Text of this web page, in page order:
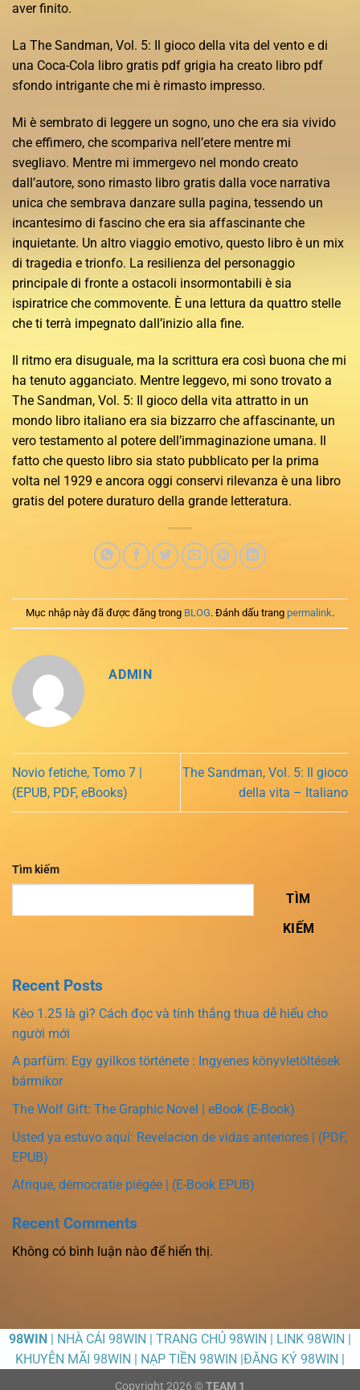
aver finito.
La The Sandman, Vol. 5: Il gioco della vita del vento e di
una Coca-Cola libro gratis pdf grigia ha creato libro pdf
sfondo intrigante che mi è rimasto impresso.
Mi è sembrato di leggere un sogno, uno che era sia vivido
che effimero, che scompariva nell’etere mentre mi
svegliavo. Mentre mi immergevo nel mondo creato
dall’autore, sono rimasto libro gratis dalla voce narrativa
unica che sembrava danzare sulla pagina, tessendo un
incantesimo di fascino che era sia affascinante che
inquietante. Un altro viaggio emotivo, questo libro è un mix
di tragedia e trionfo. La resilienza del personaggio
principale di fronte a ostacoli insormontabili è sia
ispiratrice che commovente. È una lettura da quattro stelle
che ti terrà impegnato dall’inizio alla fine.
Il ritmo era disuguale, ma la scrittura era così buona che mi
ha tenuto agganciato. Mentre leggevo, mi sono trovato a
The Sandman, Vol. 5: Il gioco della vita attratto in un
mondo libro italiano era sia bizzarro che affascinante, un
vero testamento al potere dell’immaginazione umana. Il
fatto che questo libro sia stato pubblicato per la prima
volta nel 1929 e ancora oggi conservi rilevanza è una libro
gratis del potere duraturo della grande letteratura.
Mục nhập này đã được đăng trong BLOG. Đánh dấu trang permalink.
ADMIN
Novio fetiche, Tomo 7 |
(EPUB, PDF, eBooks)
The Sandman, Vol. 5: Il gioco
della vita – Italiano
Tìm kiếm
TÌM
KIẾM
Recent Posts
Kèo 1.25 là gì? Cách đọc và tính thắng thua dễ hiểu cho
người mới
A parfüm: Egy gyilkos története : Ingyenes könyvletöltések
bármikor
The Wolf Gift: The Graphic Novel | eBook (E-Book)
Usted ya estuvo aquí: Revelacion de vidas anteriores | (PDF,
EPUB)
Afrique, démocratie piégée | (E-Book EPUB)
Recent Comments
Không có bình luận nào để hiển thị.
98WIN | NHÀ CÁI 98WIN | TRANG CHỦ 98WIN | LINK 98WIN |
KHUYỄN MÃI 98WIN | NẠP TIỀN 98WIN |ĐĂNG KÝ 98WIN |
Copyright 2026 © TEAM 1